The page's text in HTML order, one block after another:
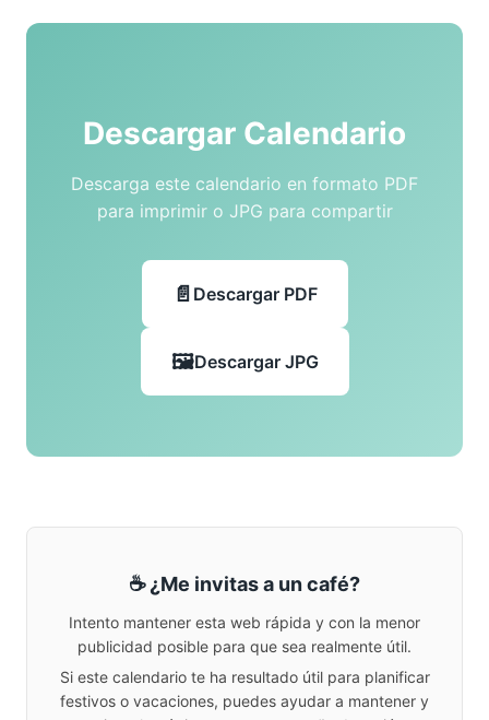
Descargar Calendario
Descarga este calendario en formato PDF
para imprimir o JPG para compartir
Descargar PDF
Descargar JPG
☕ ¿Me invitas a un café?
Intento mantener esta web rápida y con la menor
publicidad posible para que sea realmente útil.
Si este calendario te ha resultado útil para planificar
festivos o vacaciones, puedes ayudar a mantener y